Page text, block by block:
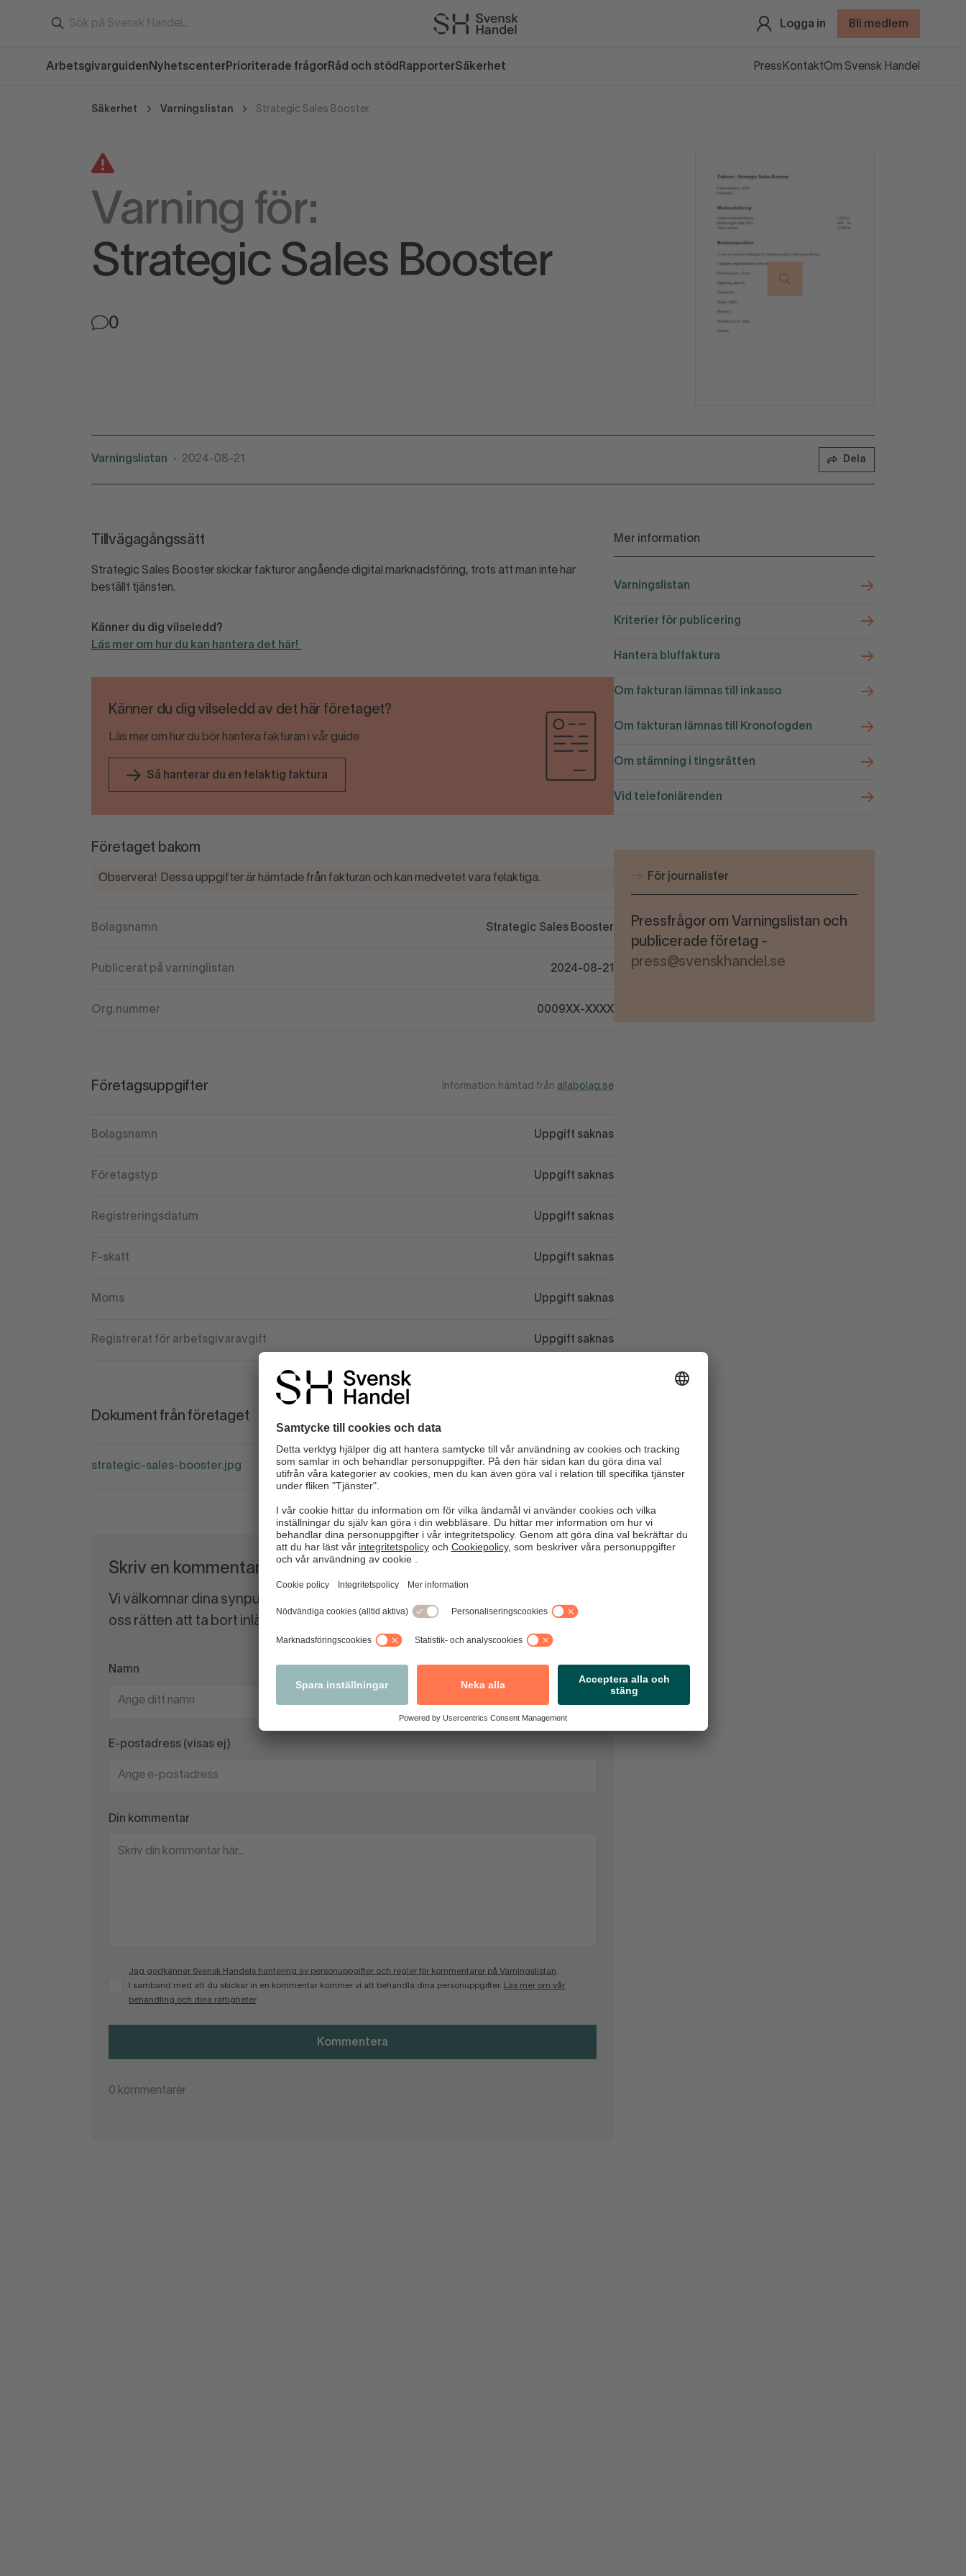
Logga in Bli medlem
Arbetsgivarguiden Nyhetscenter Prioriterade frågor Råd och stöd RapporterSäkerhet Press KontaktOm Svensk Handel
Säkerhet Varningslistan Strategic Sales Booster
Varning för:
Strategic Sales Booster
0
Varningslistan • 2024-08-21 Dela
Tillvägagångssätt
Strategic Sales Booster skickar fakturor angående digital marknadsföring, trots att man inte har
beställt tjänsten.
Känner du dig vilseledd?
Läs mer om hur du kan hantera det här!
Känner du dig vilseledd av det här företaget?
Läs mer om hur du bör hantera fakturan i vår guide
Så hanterar du en felaktig faktura
Företaget bakom
Observera! Dessa uppgifter är hämtade från fakturan och kan medvetet vara felaktiga.
Bolagsnamn Strategic Sales Booster
Publicerat på varninglistan 2024-08-21
Org.nummer 0009XX-XXXX
Företagsuppgifter Information hämtad från allabolag.se
Bolagsnamn Uppgift saknas
Företagstyp Uppgift saknas
Registreringsdatum Uppgift saknas
F-skatt Uppgift saknas
Moms Uppgift saknas
Registrerat för arbetsgivaravgift Uppgift saknas
Dokument från företaget
strategic-sales-booster.jpg
Mer information
Varningslistan
Kriterier för publicering
Hantera bluffaktura
Om fakturan lämnas till inkasso
Om fakturan lämnas till Kronofogden
Om stämning i tingsrätten
Vid telefoniärenden
För journalister
Pressfrågor om Varningslistan och
publicerade företag -
press@svenskhandel.se
Skriv en kommentar
Vi välkomnar dina synpunkter och kommentarer. Observera att vi förbehåller
oss rätten att ta bort inlägg som vi bedömer som olämpliga.
Namn
E-postadress (visas ej)
Din kommentar
Jag godkänner Svensk Handels hantering av personuppgifter och regler för kommentarer på Varningslistan
I samband med att du skickar in en kommentar kommer vi att behandla dina personuppgifter.
Läs mer om vår
behandling och dina rättigheter.
Kommentera
0 kommentarer